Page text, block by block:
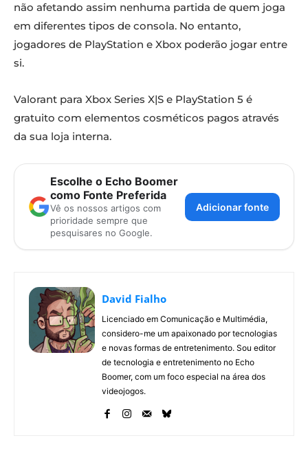
não afetando assim nenhuma partida de quem joga
em diferentes tipos de consola. No entanto,
jogadores de PlayStation e Xbox poderão jogar entre
si.
Valorant para Xbox Series X|S e PlayStation 5 é
gratuito com elementos cosméticos pagos através
da sua loja interna.
Escolhe o Echo Boomer
como Fonte Preferida
Vê os nossos artigos com
prioridade sempre que
pesquisares no Google.
Adicionar fonte
David Fialho
Licenciado em Comunicação e Multimédia,
considero-me um apaixonado por tecnologias
e novas formas de entretenimento. Sou editor
de tecnologia e entretenimento no Echo
Boomer, com um foco especial na área dos
videojogos.